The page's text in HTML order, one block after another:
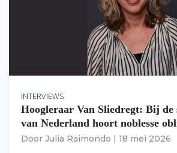
INTERVIEWS
Hoogleraar Van Sliedregt: Bij de
van Nederland hoort noblesse
Door Julia Raimondo 18 mei 2026